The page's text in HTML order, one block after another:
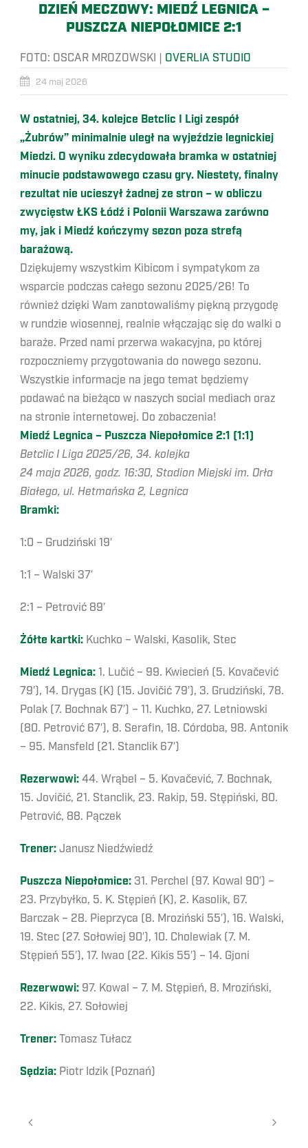
DZIEŃ MECZOWY: MIEDŹ LEGNICA –
PUSZCZA NIEPOŁOMICE 2:1
FOTO: OSCAR MROZOWSKI OVERLIA STUDIO
24 maj 2026
W ostatniej, 34. kolejce Betclic I Ligi zespół
„Żubrów” minimalnie uległ na wyjeździe legnickiej
Miedzi. O wyniku zdecydowała bramka w ostatniej
minucie podstawowego czasu gry. Niestety, finalny
rezultat nie ucieszył żadnej ze stron – w obliczu
zwycięstw ŁKS Łódź i Polonii Warszawa zarówno
my, jak i Miedź kończymy sezon poza strefą
barażową.
Dziękujemy wszystkim Kibicom i sympatykom za
wsparcie podczas całego sezonu 2025/26! To
również dzięki Wam zanotowaliśmy piękną przygodę
w rundzie wiosennej, realnie włączając się do walki o
baraże. Przed nami przerwa wakacyjna, po której
rozpoczniemy przygotowania do nowego sezonu.
Wszystkie informacje na jego temat będziemy
podawać na bieżąco w naszych social mediach oraz
na stronie internetowej. Do zobaczenia!
Miedź Legnica – Puszcza Niepołomice 2:1 (1:1)
Betclic I Liga 2025/26, 34. kolejka
24 maja 2026, godz. 16:30, Stadion Miejski im. Orła
Białego, ul. Hetmańska 2, Legnica
Bramki:
1:0 – Grudziński 19′
1:1 – Walski 37′
2:1 – Petrović 89′
Żółte kartki: Kuchko – Walski, Kasolik, Stec
Miedź Legnica: 1. Lučić – 99. Kwiecień (5. Kovačević
79′), 14. Drygas (K) (15. Jovičić 79′), 3. Grudziński, 78.
Polak (7. Bochnak 67′) – 11. Kuchko, 27. Letniowski
(80. Petrović 67′), 8. Serafin, 18. Córdoba, 98. Antonik
– 95. Mansfeld (21. Stanclik 67′)
Rezerwowi: 44. Wrąbel – 5. Kovačević, 7. Bochnak,
15. Jovičić, 21. Stanclik, 23. Rakip, 59. Stępiński, 80.
Petrović, 88. Pączek
Trener: Janusz Niedźwiedź
Puszcza Niepołomice: 31. Perchel (97. Kowal 90′) –
23. Przybyłko, 5. K. Stępień (K), 2. Kasolik, 67.
Barczak – 28. Pieprzyca (8. Mroziński 55′), 16. Walski,
19. Stec (27. Sołowiej 90′), 10. Cholewiak (7. M.
Stępień 55′), 17. Iwao (22. Kikis 55′) – 14. Gjoni
Rezerwowi: 97. Kowal – 7. M. Stępień, 8. Mroziński,
22. Kikis, 27. Sołowiej
Trener: Tomasz Tułacz
Sędzia: Piotr Idzik (Poznań)